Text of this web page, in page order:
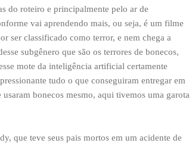
do roteiro e principalmente pelo ar de
vai aprendendo mais, ou seja, é um filme
ser classificado como terror, e nem chega a
subgênero que são os terrores de bonecos,
mote da inteligência artificial certamente
tudo o que conseguiram entregar em
bonecos mesmo, aqui tivemos uma garota
que teve seus pais mortos em um acidente de